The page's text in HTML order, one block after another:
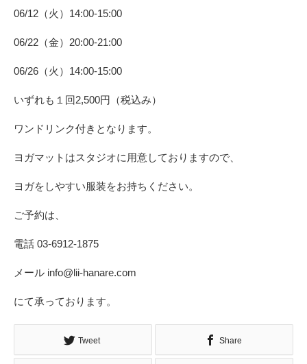
06/12（火）14:00-15:00
06/22（金）20:00-21:00
06/26（火）14:00-15:00
いずれも１回2,500円（税込み）
ワンドリンク付きとなります。
ヨガマットはスタジオに用意しておりますので、
ヨガをしやすい服装をお持ちください。
ご予約は、
電話 03-6912-1875
メール info@lii-hanare.com
にて承っております。
Tweet Share